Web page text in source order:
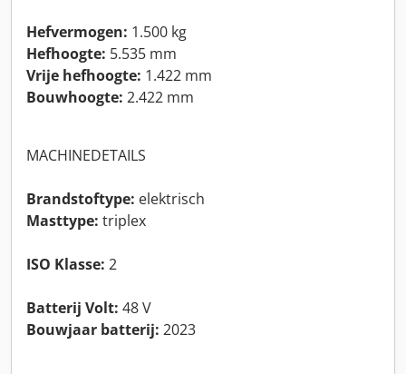
Hefvermogen: 1.500 kg
Hefhoogte: 5.535 mm
Vrije hefhoogte: 1.422 mm
Bouwhoogte: 2.422 mm
MACHINEDETAILS
Brandstoftype: elektrisch
Masttype: triplex
ISO Klasse: 2
Batterij Volt: 48 V
Bouwjaar batterij: 2023